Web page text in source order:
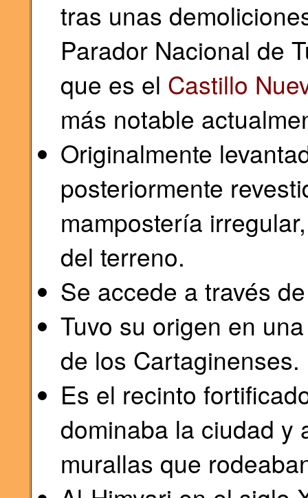
tras unas
Parador Nacional de
que es el Castillo
más notable
Originalmente
posteriormente
mampostería
del terreno.
Se accede a través
Tuvo su origen en
de los Cartaginenses.
Es el recinto
dominaba la ciudad y
murallas que